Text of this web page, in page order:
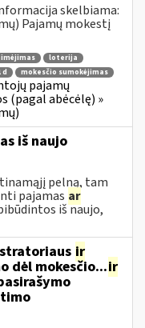
skelbiama:
Pajamų mokestį
loterija
d mokesčio sumokėjimas
pajamų
(pagal abėcėlę) »
iš naujo
pelną, tam
pajamas ar
iš naujo,
ir
dėl mokesčio...ir